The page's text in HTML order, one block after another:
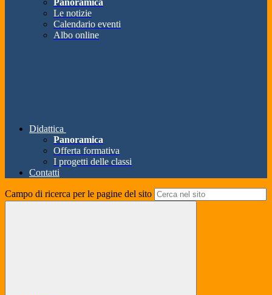
Panoramica
Le notizie
Calendario eventi
Albo online
Didattica
Panoramica
Offerta formativa
I progetti delle classi
Contatti
Campo di ricerca per le pagine del sito